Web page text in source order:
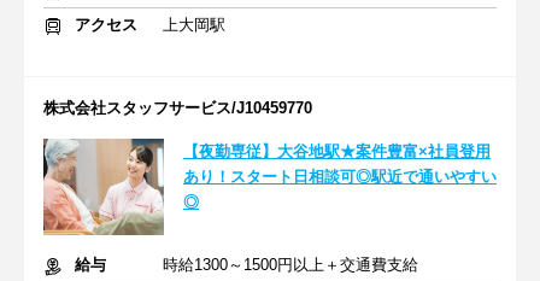
アクセス
上大岡駅
株式会社スタッフサービス/J10459770
【夜勤専従】大谷地駅★案件豊富×社員登用
あり！スタート日相談可◎駅近で通いやすい
◎
給与
時給1300～1500円以上＋交通費支給